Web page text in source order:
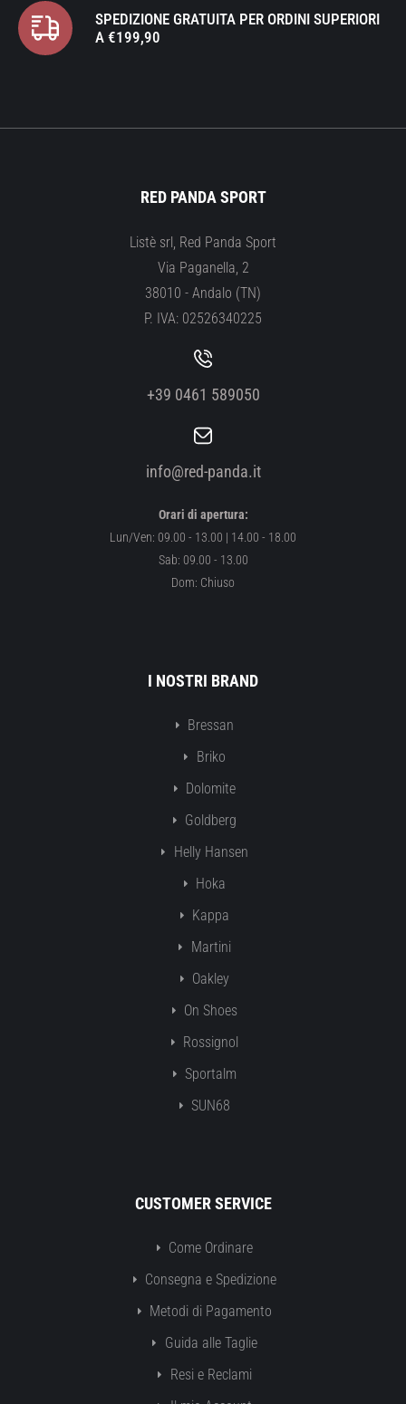
SPEDIZIONE GRATUITA PER ORDINI SUPERIORI
A €199,90
RED PANDA SPORT
Listè srl, Red Panda Sport
Via Paganella, 2
38010 - Andalo (TN)
P. IVA: 02526340225
+39 0461 589050
info@red-panda.it
Orari di apertura:
Lun/Ven: 09.00 - 13.00 | 14.00 - 18.00
Sab: 09.00 - 13.00
Dom: Chiuso
I NOSTRI BRAND
Bressan
Briko
Dolomite
Goldberg
Helly Hansen
Hoka
Kappa
Martini
Oakley
On Shoes
Rossignol
Sportalm
SUN68
CUSTOMER SERVICE
Come Ordinare
Consegna e Spedizione
Metodi di Pagamento
Guida alle Taglie
Resi e Reclami